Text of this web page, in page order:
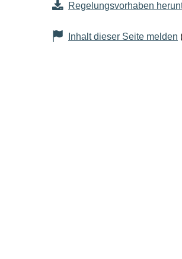
Regelungsvorhaben
Inhalt dieser Seite melden